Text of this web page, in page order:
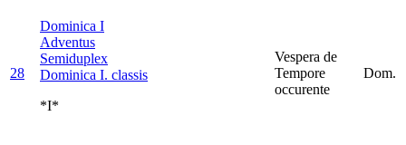
28
Dominica I
Adventus
Semiduplex
Dominica I. classis
*I*
Vespera de
Tempore
occurente
Dom.